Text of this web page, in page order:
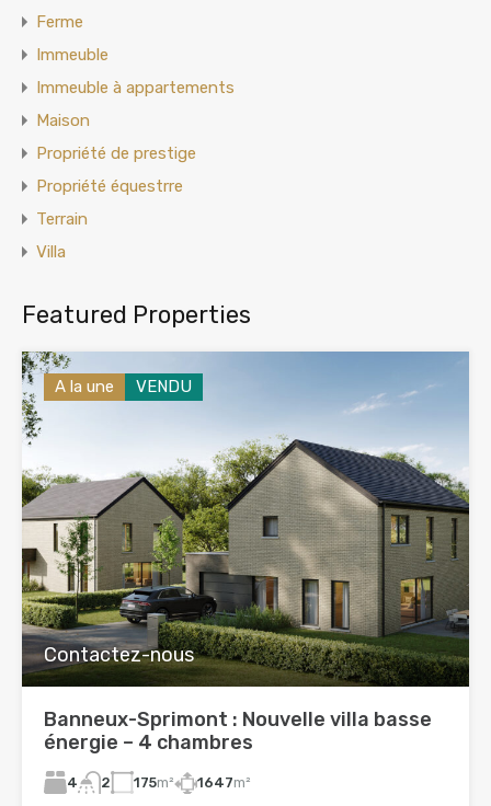
Ferme
Immeuble
Immeuble à appartements
Maison
Propriété de prestige
Propriété équestrre
Terrain
Villa
Featured Properties
A la une VENDU
Contactez-nous
Banneux-Sprimont : Nouvelle villa basse
énergie – 4 chambres
4 2 175m² 1647m²